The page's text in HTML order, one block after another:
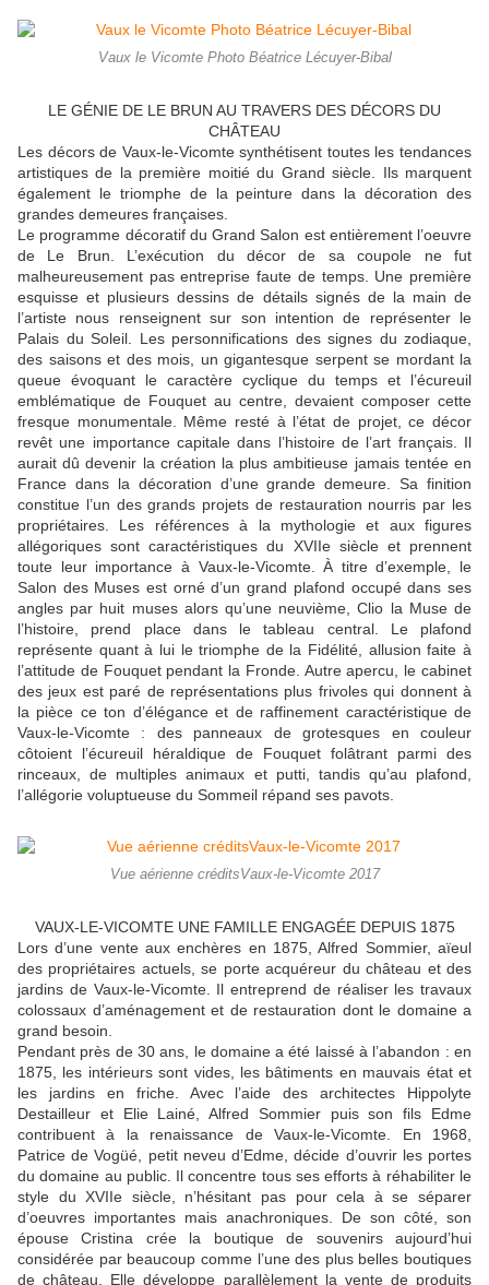
Vaux le Vicomte Photo Béatrice Lécuyer-Bibal
LE GÉNIE DE LE BRUN AU TRAVERS DES DÉCORS DU
CHÂTEAU
Les décors de Vaux-le-Vicomte synthétisent toutes les tendances
artistiques de la première moitié du Grand siècle. Ils marquent
également le triomphe de la peinture dans la décoration des
grandes demeures françaises.
Le programme décoratif du Grand Salon est entièrement l’oeuvre
de Le Brun. L’exécution du décor de sa coupole ne fut
malheureusement pas entreprise faute de temps. Une première
esquisse et plusieurs dessins de détails signés de la main de
l’artiste nous renseignent sur son intention de représenter le
Palais du Soleil. Les personnifications des signes du zodiaque,
des saisons et des mois, un gigantesque serpent se mordant la
queue évoquant le caractère cyclique du temps et l’écureuil
emblématique de Fouquet au centre, devaient composer cette
fresque monumentale. Même resté à l’état de projet, ce décor
revêt une importance capitale dans l’histoire de l’art français. Il
aurait dû devenir la création la plus ambitieuse jamais tentée en
France dans la décoration d’une grande demeure. Sa finition
constitue l’un des grands projets de restauration nourris par les
propriétaires. Les références à la mythologie et aux figures
allégoriques sont caractéristiques du XVIIe siècle et prennent
toute leur importance à Vaux-le-Vicomte. À titre d’exemple, le
Salon des Muses est orné d’un grand plafond occupé dans ses
angles par huit muses alors qu’une neuvième, Clio la Muse de
l’histoire, prend place dans le tableau central. Le plafond
représente quant à lui le triomphe de la Fidélité, allusion faite à
l’attitude de Fouquet pendant la Fronde. Autre apercu, le cabinet
des jeux est paré de représentations plus frivoles qui donnent à
la pièce ce ton d’élégance et de raffinement caractéristique de
Vaux-le-Vicomte : des panneaux de grotesques en couleur
côtoient l’écureuil héraldique de Fouquet folâtrant parmi des
rinceaux, de multiples animaux et putti, tandis qu’au plafond,
l’allégorie voluptueuse du Sommeil répand ses pavots.
Vue aérienne créditsVaux-le-Vicomte 2017
VAUX-LE-VICOMTE UNE FAMILLE ENGAGÉE DEPUIS 1875
Lors d’une vente aux enchères en 1875, Alfred Sommier, aïeul
des propriétaires actuels, se porte acquéreur du château et des
jardins de Vaux-le-Vicomte. Il entreprend de réaliser les travaux
colossaux d’aménagement et de restauration dont le domaine a
grand besoin.
Pendant près de 30 ans, le domaine a été laissé à l’abandon : en
1875, les intérieurs sont vides, les bâtiments en mauvais état et
les jardins en friche. Avec l’aide des architectes Hippolyte
Destailleur et Elie Lainé, Alfred Sommier puis son fils Edme
contribuent à la renaissance de Vaux-le-Vicomte. En 1968,
Patrice de Vogüé, petit neveu d’Edme, décide d’ouvrir les portes
du domaine au public. Il concentre tous ses efforts à réhabiliter le
style du XVIIe siècle, n’hésitant pas pour cela à se séparer
d’oeuvres importantes mais anachroniques. De son côté, son
épouse Cristina crée la boutique de souvenirs aujourd’hui
considérée par beaucoup comme l’une des plus belles boutiques
de château. Elle développe parallèlement la vente de produits